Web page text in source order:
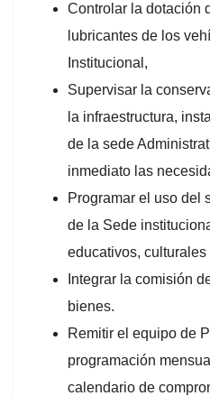
Controlar la dotación
lubricantes de los
Institucional,
Supervisar la
la infraestructura,
de la sede
inmediato las
Programar el uso del
de la Sede
educativos, culturales
Integrar la comisión
bienes.
Remitir el equipo de
programación
calendario de